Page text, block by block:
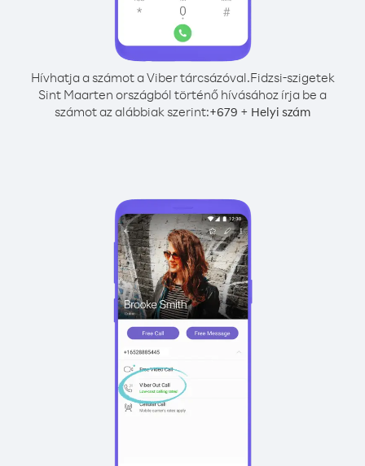
Hívhatja a számot a Viber tárcsázóval.Fidzsi-szigetek
Sint Maarten országból történő hívásához írja be a
számot az alábbiak szerint:+679 + Helyi szám